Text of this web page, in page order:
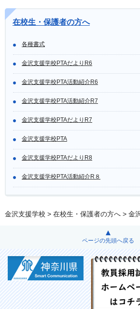
在校生・保護者の方へ
各種書式
金沢支援学校PTAだよりR6
金沢支援学校PTA活動紹介R6
金沢支援学校PTA活動紹介R7
金沢支援学校PTAだよりR7
金沢支援学校PTA
金沢支援学校PTAだよりR8
金沢支援学校PTA活動紹介R８
金沢支援学校 > 在校生・保護者の方へ > 金
ページの先頭へ戻る